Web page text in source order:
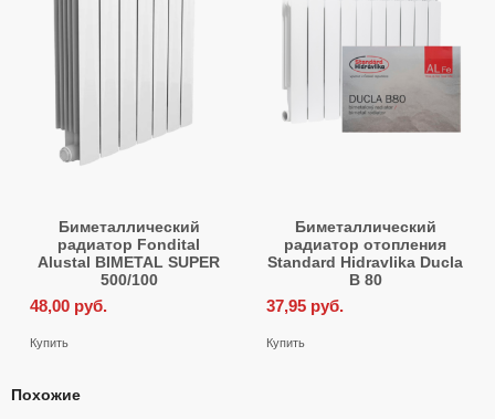
Биметаллический
радиатор Fondital
Alustal BIMETAL SUPER
500/100
48,00 руб.
Купить
Биметаллический
радиатор отопления
Standard Hidravlika Ducla
B 80
37,95 руб.
Купить
Похожие